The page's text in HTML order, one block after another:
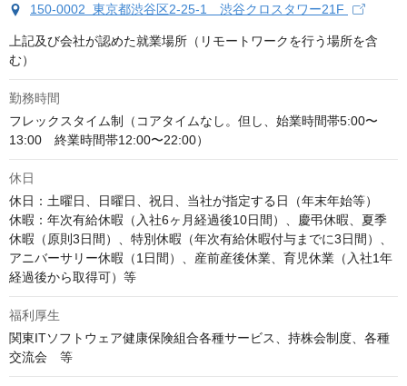
150-0002 東京都渋谷区2-25-1 渋谷クロスタワー21F
上記及び会社が認めた就業場所（リモートワークを行う場所を含
む）
勤務時間
フレックスタイム制（コアタイムなし。但し、始業時間帯5:00〜
13:00　終業時間帯12:00〜22:00）
休日
休日：土曜日、日曜日、祝日、当社が指定する日（年末年始等）
休暇：年次有給休暇（入社6ヶ月経過後10日間）、慶弔休暇、夏季
休暇（原則3日間）、特別休暇（年次有給休暇付与までに3日間）、
アニバーサリー休暇（1日間）、産前産後休業、育児休業（入社1年
経過後から取得可）等
福利厚生
関東ITソフトウェア健康保険組合各種サービス、持株会制度、各種
交流会　等